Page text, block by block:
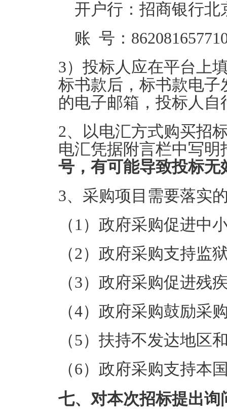
开户行：招商银行北
账 号：
3）投标人应在平台上
标书款后，标书款电
的电子邮箱，投标人自
2、以电汇方式购买招
电汇凭据附言栏中写
号，有可能导致投标无
3、采购项目需要落实
（1）政府采购促进中
（2）政府采购支持监
（3）政府采购促进残
（4）政府采购鼓励采
（5）扶持不发达地区
（6）政府采购支持本
七、对本次招标提出